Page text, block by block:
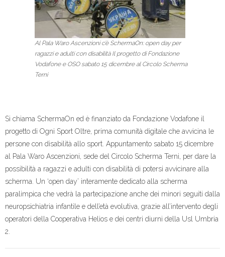
Al Pala Waro Ascenzioni c’è SchermaOn: open day per
ragazzi e adulti con disabilità Il progetto di Fondazione
Vodafone e OSO sabato 15 dicembre al Circolo Scherma
Terni
Si chiama SchermaOn ed è finanziato da Fondazione Vodafone il
progetto di Ogni Sport Oltre, prima comunità digitale che avvicina le
persone con disabilità allo sport. Appuntamento sabato 15 dicembre
al Pala Waro Ascenzioni, sede del Circolo Scherma Terni, per dare la
possibilità a ragazzi e adulti con disabilità di potersi avvicinare alla
scherma. Un ‘open day’ interamente dedicato alla scherma
paralimpica che vedrà la partecipazione anche dei minori seguiti dalla
neuropsichiatria infantile e dell’età evolutiva, grazie all’intervento degli
operatori della Cooperativa Helios e dei centri diurni della Usl Umbria
2.